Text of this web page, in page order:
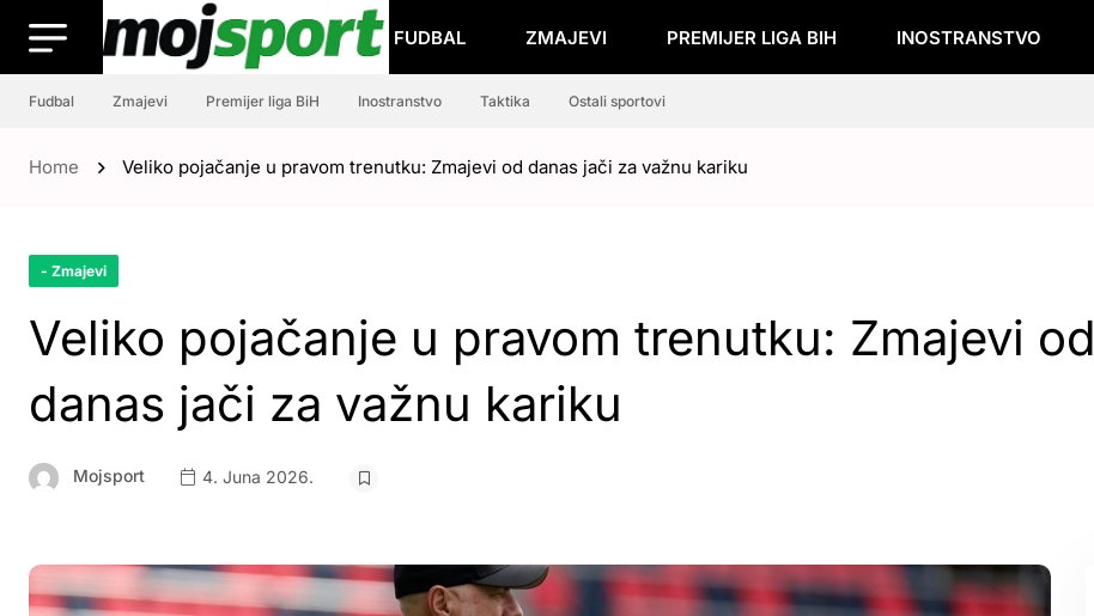
FUDBAL ZMAJEVI PREMIJER LIGA BIH INOSTRANSTVO
Fudbal Zmajevi Premijer liga BiH Inostranstvo Taktika Ostali sportovi
Home Veliko pojačanje u pravom trenutku: Zmajevi od danas jači za važnu kariku
- Zmajevi
Veliko pojačanje u pravom trenutku: Zmajevi od
danas jači za važnu kariku
Mojsport 4. Juna 2026.